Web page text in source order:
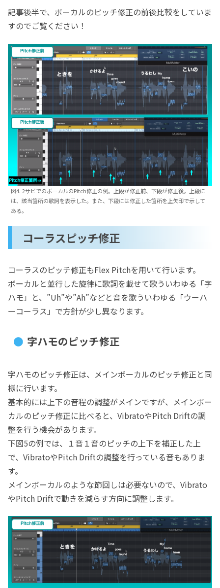
記事後半で、ボーカルのピッチ修正の前後比較をしていま
すのでご覧ください！
図4. 2サビでのボーカルのPitch修正の例。上段が修正前、下段が修正後。上段に
は、該当箇所の歌詞を表示した。また、下段には修正した箇所を上矢印で示して
ある。
コーラスピッチ修正
コーラスのピッチ修正もFlex Pitchを用いて行います。
ボーカルと並行した旋律に歌詞を載せて歌ういわゆる「字
ハモ」と、”Uh”や”Ah”などと音を歌ういわゆる「ウーハ
ーコーラス」で方針が少し異なります。
字ハモのピッチ修正
字ハモのピッチ修正は、メインボーカルのピッチ修正と同
様に行います。
基本的には上下の音程の調整がメインですが、メインボー
カルのピッチ修正に比べると、VibratoやPitch Driftの調
整を行う機会があります。
下図5の例では、１音１音のピッチの上下を補正した上
で、VibratoやPitch Driftの調整を行っている音もありま
す。
メインボーカルのような節回しは必要ないので、Vibrato
やPitch Driftで動きを減らす方向に調整します。